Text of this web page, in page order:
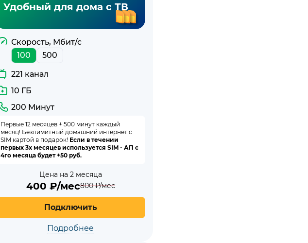
Удобный для дома с ТВ
Скорость, Мбит/с
100
500
221 канал
10 ГБ
200 Минут
Первые 12 месяцев + 500 минут каждый
месяц! Безлимитный домашний интернет с
SIM картой в подарок! Если в течении
первых 3х месяцев используется SIM - АП с
4го месяца будет +50 руб.
Цена на 2 месяца
400 ₽/мес800₽/мес
Подключить
Подробнее